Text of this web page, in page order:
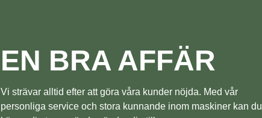
EN BRA AFFÄR
Vi strävar alltid efter att göra våra kunder nöjda. Med vår
personliga service och stora kunnande inom maskiner kan du